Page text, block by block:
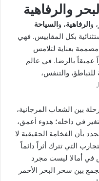
والرفاهية
، والرفاهية، والسياحة
بكل المقاييس. فهي
بعناية لتلامس
عميقاً بالرضا. في عالم
للتباطؤ، والتنفس،
بين الشعاب المرجانية،
في داخله؛ هدوء أعمق،
بأن الفخامة الحقيقية لا
التي تترك أثراً دائماً
في أمالا ليست مجرد
بين سحر البحر الأحمر